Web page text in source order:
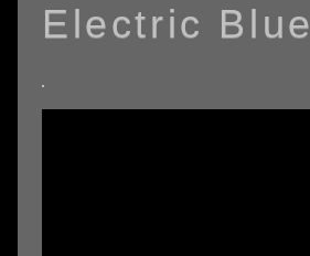
Electric Blue